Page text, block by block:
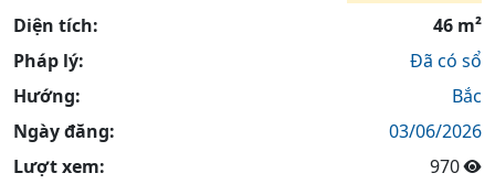
Diện tích:
46 m²
Pháp lý:
Đã có sổ
Hướng:
Bắc
Ngày đăng:
03/06/2026
Lượt xem:
970